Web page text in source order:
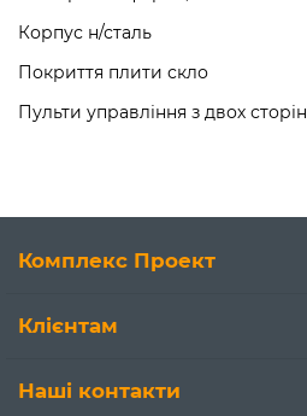
Корпус н/сталь
Покриття плити скло
Пульти управління з двох сторін
Комплекс Проект
Клієнтам
Наші контакти